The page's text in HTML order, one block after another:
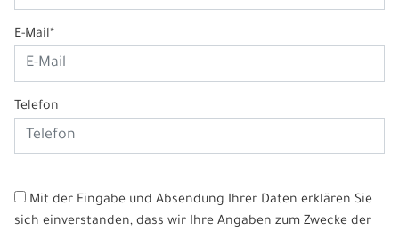
E-Mail*
Telefon
Mit der Eingabe und Absendung Ihrer Daten erklären Sie
sich einverstanden, dass wir Ihre Angaben zum Zwecke der